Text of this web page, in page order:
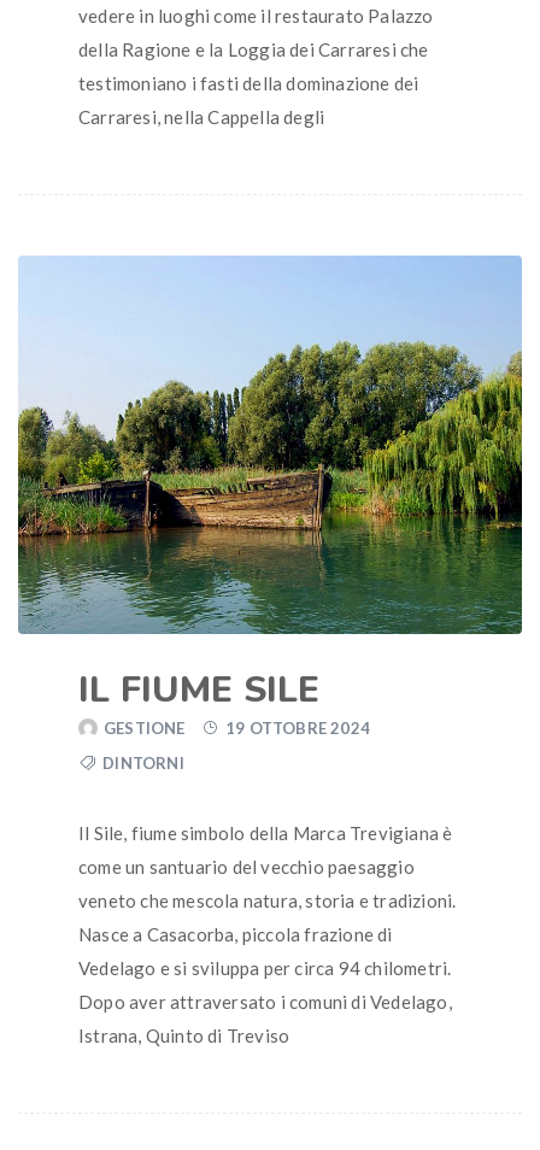
vedere in luoghi come il restaurato Palazzo
della Ragione e la Loggia dei Carraresi che
testimoniano i fasti della dominazione dei
Carraresi, nella Cappella degli
IL FIUME SILE
GESTIONE
19 OTTOBRE 2024
DINTORNI
Il Sile, fiume simbolo della Marca Trevigiana è
come un santuario del vecchio paesaggio
veneto che mescola natura, storia e tradizioni.
Nasce a Casacorba, piccola frazione di
Vedelago e si sviluppa per circa 94 chilometri.
Dopo aver attraversato i comuni di Vedelago,
Istrana, Quinto di Treviso